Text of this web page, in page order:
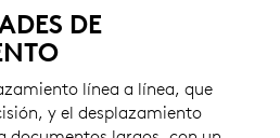
DE
línea a línea, que
y el desplazamiento